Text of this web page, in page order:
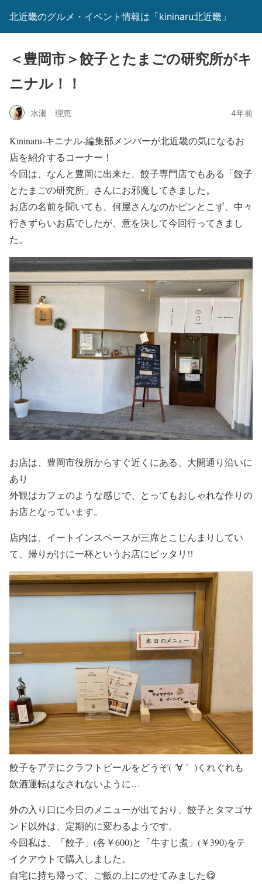
北近畿のグルメ・イベント情報は「kininaru北近畿」
＜豊岡市＞餃子とたまごの研究所がキ
ニナル！！
水瀬 理恵 4年前
Kininaru-キニナル-編集部メンバーが北近畿の気になるお
店を紹介するコーナー！
今回は、なんと豊岡に出来た、餃子専門店でもある「餃子
とたまごの研究所」さんにお邪魔してきました。
お店の名前を聞いても、何屋さんなのかピンとこず、中々
行きずらいお店でしたが、意を決して今回行ってきまし
た。
お店は、豊岡市役所からすぐ近くにある、大開通り沿いに
あり
外観はカフェのような感じで、とってもおしゃれな作りの
お店となっています。
店内は、イートインスペースが三席とこじんまりしてい
て、帰りがけに一杯というお店にピッタリ!!
餃子をアテにクラフトビールをどうぞ( ´∀｀ )くれぐれも
飲酒運転はなされないように…
外の入り口に今日のメニューが出ており、餃子とタマゴサ
ンド以外は、定期的に変わるようです。
今回私は、「餃子」(各￥600)と「牛すじ煮」(￥390)をテ
イクアウトで購入しました。
自宅に持ち帰って、ご飯の上にのせてみました😋